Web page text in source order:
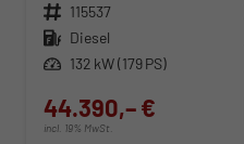
Fahrzeugnr. 115537
Kraftstoff Diesel
Leistung 132 kW (179 PS)
44.390,– €
incl. 19% MwSt.